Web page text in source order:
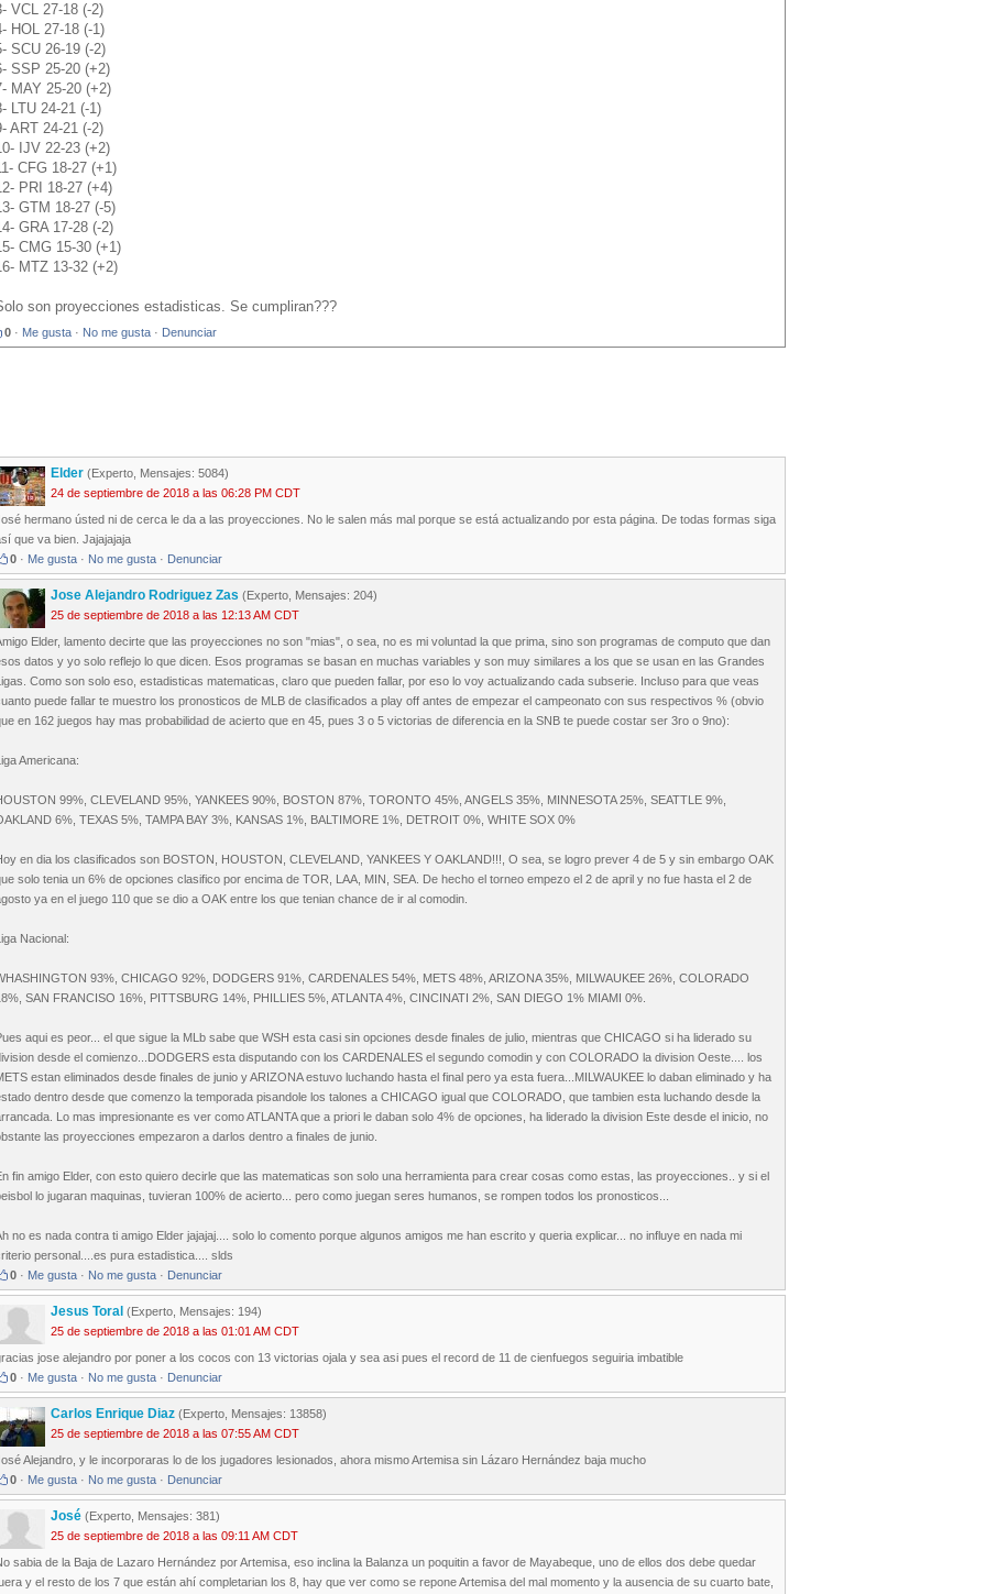
VCL 27-18 (-2)
HOL 27-18 (-1)
SCU 26-19 (-2)
SSP 25-20 (+2)
MAY 25-20 (+2)
LTU 24-21 (-1)
ART 24-21 (-2)
IJV 22-23 (+2)
CFG 18-27 (+1)
PRI 18-27 (+4)
GTM 18-27 (-5)
GRA 17-28 (-2)
CMG 15-30 (+1)
MTZ 13-32 (+2)
son proyecciones estadisticas. Se cumpliran???
0 · Me gusta · No me gusta · Denunciar
Elder (Experto, Mensajes: 5084)
24 de septiembre de 2018 a las 06:28 PM CDT
hermano ústed ni de cerca le da a las proyecciones. No le salen más mal porque se está actualizando por esta página. De todas formas siga
que va bien. Jajajajaja
0 · Me gusta · No me gusta · Denunciar
Jose Alejandro Rodriguez Zas (Experto, Mensajes: 204)
25 de septiembre de 2018 a las 12:13 AM CDT
Elder, lamento decirte que las proyecciones no son "mias", o sea, no es mi voluntad la que prima, sino son programas de computo que dan
datos y yo solo reflejo lo que dicen. Esos programas se basan en muchas variables y son muy similares a los que se usan en las Grandes
Como son solo eso, estadisticas matematicas, claro que pueden fallar, por eso lo voy actualizando cada subserie. Incluso para que veas
puede fallar te muestro los pronosticos de MLB de clasificados a play off antes de empezar el campeonato con sus respectivos % (obvio
en 162 juegos hay mas probabilidad de acierto que en 45, pues 3 o 5 victorias de diferencia en la SNB te puede costar ser 3ro o 9no):
Americana:
99%, CLEVELAND 95%, YANKEES 90%, BOSTON 87%, TORONTO 45%, ANGELS 35%, MINNESOTA 25%, SEATTLE 9%,
6%, TEXAS 5%, TAMPA BAY 3%, KANSAS 1%, BALTIMORE 1%, DETROIT 0%, WHITE SOX 0%
en dia los clasificados son BOSTON, HOUSTON, CLEVELAND, YANKEES Y OAKLAND!!!, O sea, se logro prever 4 de 5 y sin embargo OAK
solo tenia un 6% de opciones clasifico por encima de TOR, LAA, MIN, SEA. De hecho el torneo empezo el 2 de april y no fue hasta el 2 de
ya en el juego 110 que se dio a OAK entre los que tenian chance de ir al comodin.
Nacional:
93%, CHICAGO 92%, DODGERS 91%, CARDENALES 54%, METS 48%, ARIZONA 35%, MILWAUKEE 26%, COLORADO
SAN FRANCISO 16%, PITTSBURG 14%, PHILLIES 5%, ATLANTA 4%, CINCINATI 2%, SAN DIEGO 1% MIAMI 0%.
aqui es peor... el que sigue la MLb sabe que WSH esta casi sin opciones desde finales de julio, mientras que CHICAGO si ha liderado su
desde el comienzo...DODGERS esta disputando con los CARDENALES el segundo comodin y con COLORADO la division Oeste.... los
estan eliminados desde finales de junio y ARIZONA estuvo luchando hasta el final pero ya esta fuera...MILWAUKEE lo daban eliminado y ha
dentro desde que comenzo la temporada pisandole los talones a CHICAGO igual que COLORADO, que tambien esta luchando desde la
Lo mas impresionante es ver como ATLANTA que a priori le daban solo 4% de opciones, ha liderado la division Este desde el inicio, no
las proyecciones empezaron a darlos dentro a finales de junio.
fin amigo Elder, con esto quiero decirle que las matematicas son solo una herramienta para crear cosas como estas, las proyecciones.. y si el
lo jugaran maquinas, tuvieran 100% de acierto... pero como juegan seres humanos, se rompen todos los pronosticos...
no es nada contra ti amigo Elder jajajaj.... solo lo comento porque algunos amigos me han escrito y queria explicar... no influye en nada mi
personal....es pura estadistica.... slds
0 · Me gusta · No me gusta · Denunciar
Jesus Toral (Experto, Mensajes: 194)
25 de septiembre de 2018 a las 01:01 AM CDT
jose alejandro por poner a los cocos con 13 victorias ojala y sea asi pues el record de 11 de cienfuegos seguiria imbatible
0 · Me gusta · No me gusta · Denunciar
Carlos Enrique Diaz (Experto, Mensajes: 13858)
25 de septiembre de 2018 a las 07:55 AM CDT
Alejandro, y le incorporaras lo de los jugadores lesionados, ahora mismo Artemisa sin Lázaro Hernández baja mucho
0 · Me gusta · No me gusta · Denunciar
José (Experto, Mensajes: 381)
25 de septiembre de 2018 a las 09:11 AM CDT
sabia de la Baja de Lazaro Hernández por Artemisa, eso inclina la Balanza un poquitin a favor de Mayabeque, uno de ellos dos debe quedar
y el resto de los 7 que están ahí completarian los 8, hay que ver como se repone Artemisa del mal momento y la ausencia de su cuarto bate,